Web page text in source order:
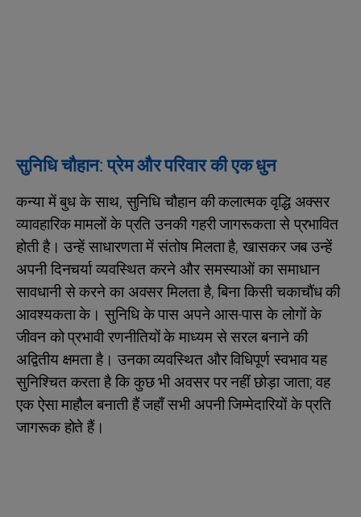
सुनिधि चौहान: प्रेम और परिवार की एक धुन
कन्या में बुध के साथ, सुनिधि चौहान की कलात्मक वृद्धि अक्सर
व्यावहारिक मामलों के प्रति उनकी गहरी जागरूकता से प्रभावित
होती है। उन्हें साधारणता में संतोष मिलता है, खासकर जब उन्हें
अपनी दिनचर्या व्यवस्थित करने और समस्याओं का समाधान
सावधानी से करने का अवसर मिलता है, बिना किसी चकाचौंध की
आवश्यकता के। सुनिधि के पास अपने आस-पास के लोगों के
जीवन को प्रभावी रणनीतियों के माध्यम से सरल बनाने की
अद्वितीय क्षमता है। उनका व्यवस्थित और विधिपूर्ण स्वभाव यह
सुनिश्चित करता है कि कुछ भी अवसर पर नहीं छोड़ा जाता; वह
एक ऐसा माहौल बनाती हैं जहाँ सभी अपनी जिम्मेदारियों के प्रति
जागरूक होते हैं।